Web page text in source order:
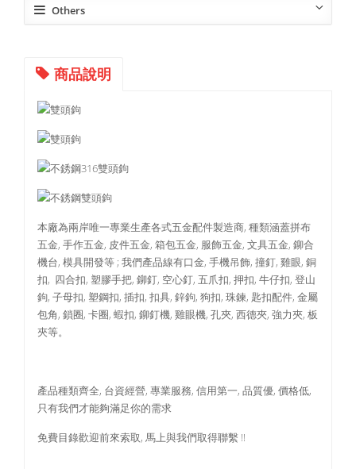
Others
商品說明
本廠為兩岸唯一專業生產各式五金配件製造商, 種類涵蓋拼布
五金, 手作五金, 皮件五金, 箱包五金, 服飾五金, 文具五金, 鉚合
機台, 模具開發等 ; 我們產品線有口金, 手機吊飾, 撞釘, 雞眼, 銅
扣, 四合扣, 塑膠手把, 鉚釘, 空心釘, 五爪扣, 押扣, 牛仔扣, 登山
鉤, 子母扣, 塑鋼扣, 插扣, 扣具, 鋅鉤, 狗扣, 珠鍊, 匙扣配件, 金屬
包角, 鎖圈, 卡圈, 蝦扣, 鉚釘機, 雞眼機, 孔夾, 西德夾, 強力夾, 板
夾等。
產品種類齊全, 台資經營, 專業服務, 信用第一, 品質優, 價格低,
只有我們才能夠滿足你的需求
免費目錄歡迎前來索取, 馬上與我們取得聯繫 !!